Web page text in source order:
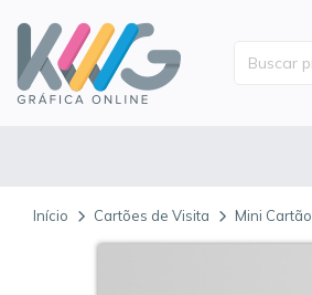
Início Cartões de Visita Mini Cartão